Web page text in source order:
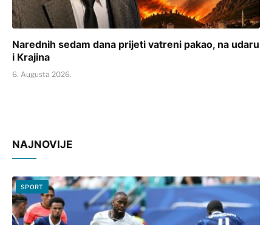
Narednih sedam dana prijeti vatreni pakao, na udaru
i Krajina
6. Augusta 2026.
NAJNOVIJE
SPORT